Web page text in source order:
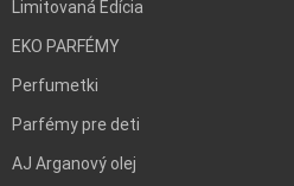
Limitovaná Edícia
EKO PARFÉMY
Perfumetki
Parfémy pre deti
AJ Arganový olej